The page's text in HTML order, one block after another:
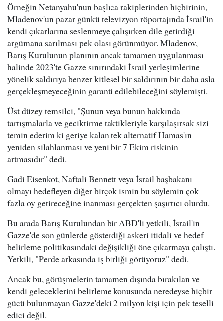
Örneğin Netanyahu'nun başlıca rakiplerinden hiçbirinin,
Mladenov'un pazar günkü televizyon röportajında İsrail'in
kendi çıkarlarına seslenmeye çalışırken dile getirdiği
argümana sarılması pek olası görünmüyor. Mladenov,
Barış Kurulunun planının ancak tamamen uygulanması
halinde 2023'te Gazze sınırındaki İsrail yerleşimlerine
yönelik saldırıya benzer kitlesel bir saldırının bir daha asla
gerçekleşmeyeceğinin garanti edilebileceğini söylemişti.
Üst düzey temsilci, "Şunun veya bunun hakkında
tartışmalarla ve geciktirme taktikleriyle karşılaşırsak sizi
temin ederim ki geriye kalan tek alternatif Hamas'ın
yeniden silahlanması ve yeni bir 7 Ekim riskinin
artmasıdır" dedi.
Gadi Eisenkot, Naftali Bennett veya İsrail başbakanı
olmayı hedefleyen diğer birçok ismin bu söylemin çok
fazla oy getireceğine inanması gerçekten şaşırtıcı olurdu.
Bu arada Barış Kurulundan bir ABD'li yetkili, İsrail'in
Gazze'de son günlerde gösterdiği askeri itidali ve hedef
belirleme politikasındaki değişikliği öne çıkarmaya çalıştı.
Yetkili, "Perde arkasında iş birliği görüyoruz" dedi.
Ancak bu, görüşmelerin tamamen dışında bırakılan ve
kendi geleceklerini belirleme konusunda neredeyse hiçbir
gücü bulunmayan Gazze'deki 2 milyon kişi için pek teselli
edici değil.